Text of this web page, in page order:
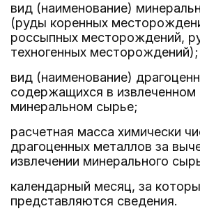
вид (наименование)
(руды коренных
россыпных месторождений,
техногенных месторождений);
вид (наименование)
содержащихся в извлеченном
минеральном сырье;
расчетная масса химически
драгоценных металлов за
извлечении минерального
календарный месяц, за
представляются сведения.